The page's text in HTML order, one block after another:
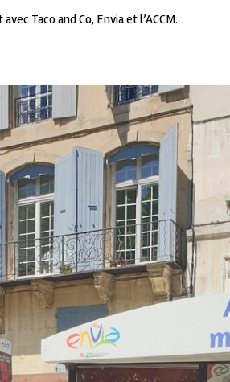
Taco and Co, Envia et l’ACCM.